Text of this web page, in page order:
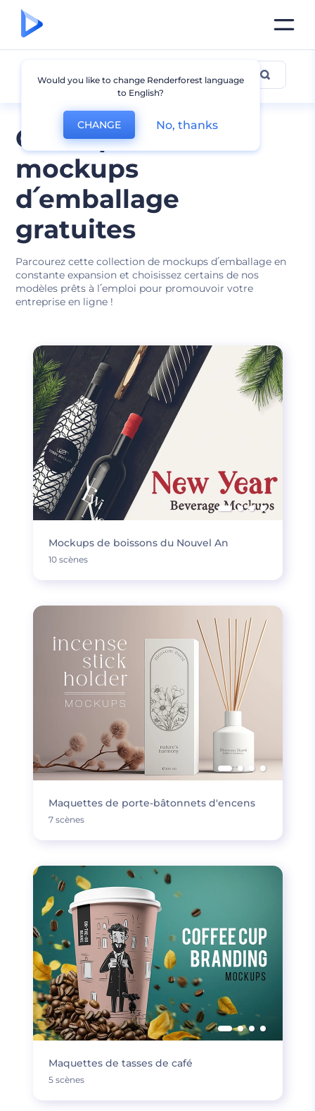
Conceptions de
mockups
d՛emballage
gratuites
Parcourez cette collection de mockups d՛emballage en
constante expansion et choisissez certains de nos
modèles prêts à l՛emploi pour promouvoir votre
entreprise en ligne !
Autres Mockups d՛emballage
Mockups de boissons du Nouvel An
10 scènes
Maquettes de porte-bâtonnets d'encens
7 scènes
Maquettes de tasses de café
5 scènes
Would you like to change Renderforest language
to English?
CHANGE No, thanks